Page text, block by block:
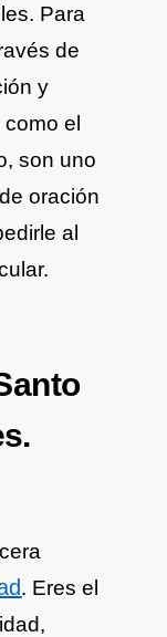
Para
de
y
el
son uno
oración
al
. Eres el